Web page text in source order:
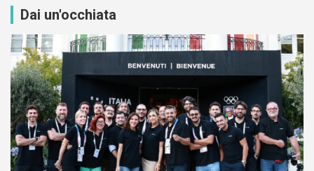
Dai un'occhiata